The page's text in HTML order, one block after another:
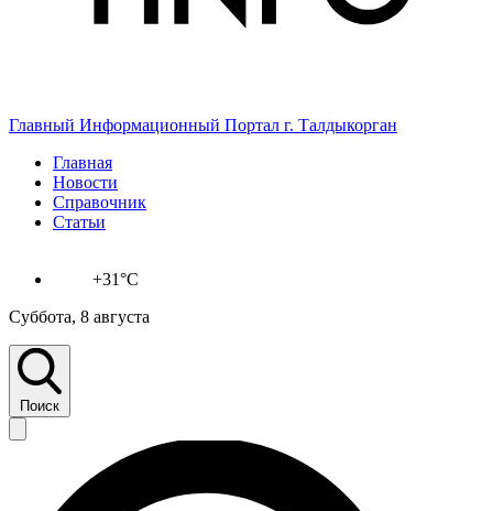
Главный Информационный Портал г. Талдыкорган
Главная
Новости
Справочник
Статьи
+31°C
Суббота, 8 августа
Поиск